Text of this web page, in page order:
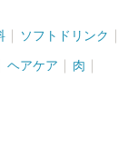
ソフトドリンク
ヘアケア 肉